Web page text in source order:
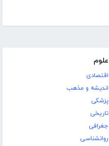
علوم
اقتصادی
اندیشه و مذهب
پزشکی
تاریخی
جغرافی
روانشناسی